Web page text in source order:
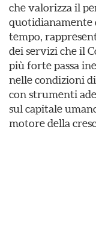
che valorizza il
quotidianamente
tempo,
dei servizi che il
più forte passa
nelle condizioni
con strumenti
sul capitale
motore della